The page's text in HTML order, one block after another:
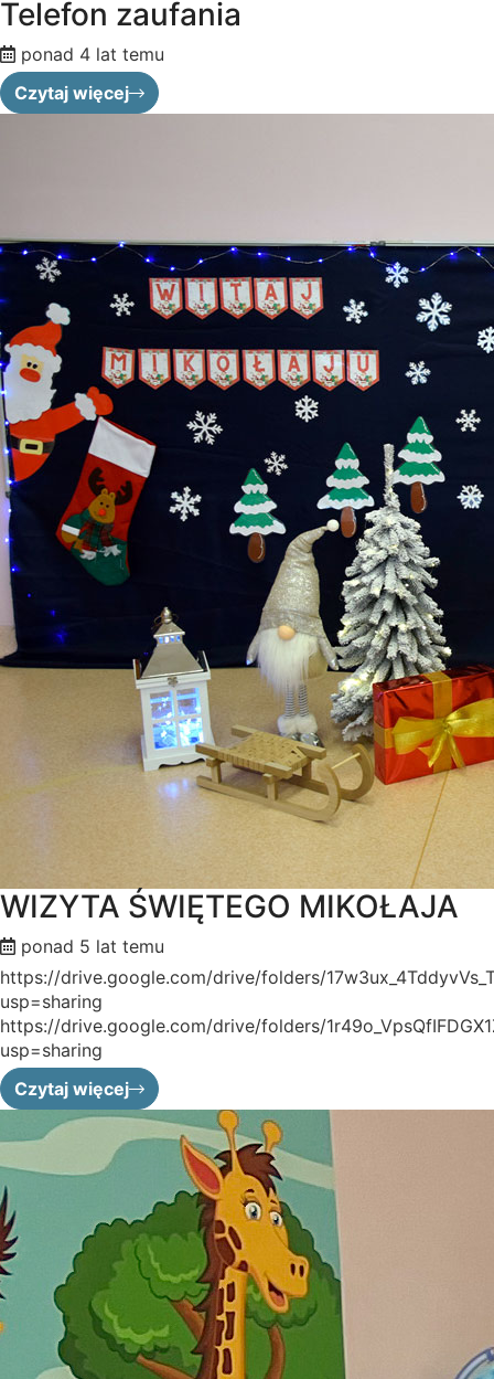
Telefon zaufania
ponad 4 lat temu
Czytaj więcej
WIZYTA ŚWIĘTEGO MIKOŁAJA
ponad 5 lat temu
https://drive.google.com/drive/folders/
usp=sharing
https://drive.google.com/drive/folders/
usp=sharing
Czytaj więcej